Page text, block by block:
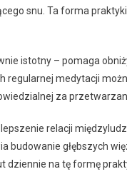
snu. Ta forma
istotny – pomaga
regularnej medytacji
za
relacji
budowanie głębszych
dziennie na tę formę